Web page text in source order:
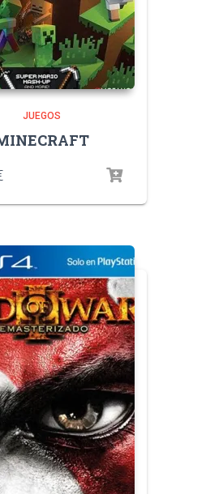
JUEGOS